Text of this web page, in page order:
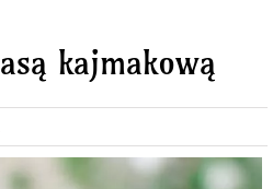
Desery
kajmakową